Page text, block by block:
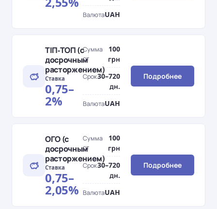
ВалютаUAH
ТІП-ТОП (с
досрочным
расторжением)
Ставка
0,75–
2%
Сумма
от
100
грн
Срок30–720
дн.
ВалютаUAH
Подробнее
ОГО (с
досрочным
расторжением)
Ставка
0,75–
2,05%
Сумма
от
100
грн
Срок30–720
дн.
ВалютаUAH
Подробнее